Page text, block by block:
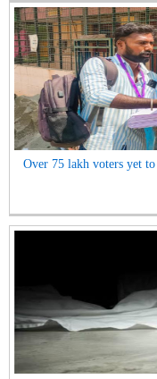
Over 75 lakh voters yet